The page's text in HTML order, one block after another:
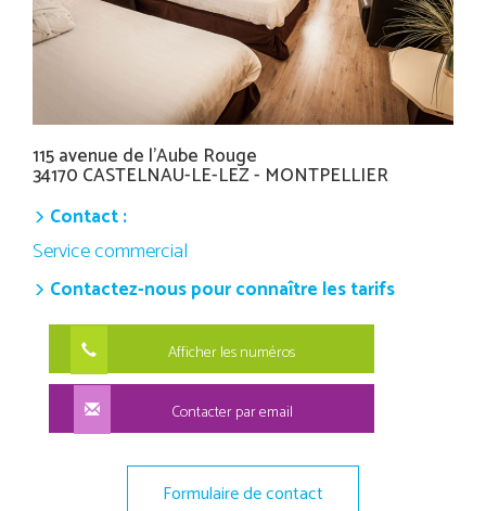
115 avenue de l'Aube Rouge
34170 CASTELNAU-LE-LEZ - MONTPELLIER
Contact :
Service commercial
Contactez-nous pour connaître les tarifs
Afficher les numéros
Contacter par email
Formulaire de contact